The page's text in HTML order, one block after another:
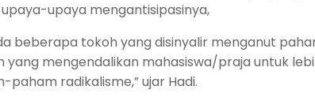
upaya mengantisipasinya,
beberapa tokoh yang disinyalir menganut
yang mengendalikan mahasiswa/praja untuk
paham radikalisme,” ujar Hadi.